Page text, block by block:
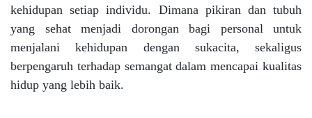
kehidupan setiap individu. Dimana pikiran dan tubuh
yang sehat menjadi dorongan bagi personal untuk
menjalani kehidupan dengan sukacita, sekaligus
berpengaruh terhadap semangat dalam mencapai kualitas
hidup yang lebih baik.